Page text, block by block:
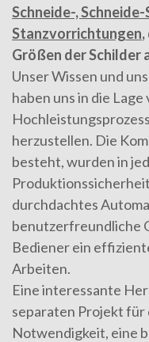
Schneide-,
Stanzvorrichtungen
Größen der Schilder
Unser Wissen und
haben uns in die
herzustellen. Die
besteht, wurden in
durchdachtes
benutzerfreundliche
Bediener ein
Arbeiten.
Eine interessante
separaten Projekt für
Notwendigkeit, eine